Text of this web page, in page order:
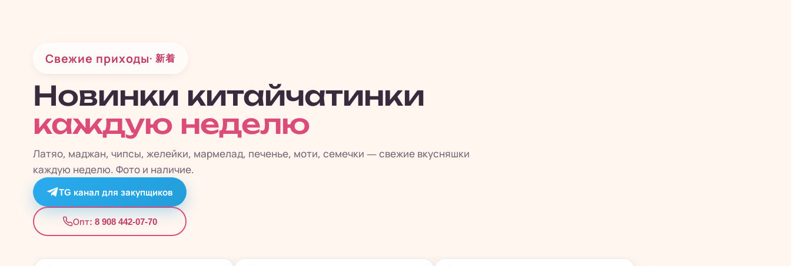
Свежие приходы· 新着
Новинки китайчатинки
каждую неделю
Латяо, маджан, чипсы, желейки, мармелад, печенье, моти, семечки — свежие вкусняшки
каждую неделю. Фото и наличие.
TG канал для закупщиков
Опт: 8 908 442-07-70